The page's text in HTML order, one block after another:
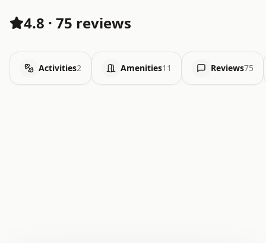
4.8 · 75 reviews
Activities2 Amenities11 Reviews75